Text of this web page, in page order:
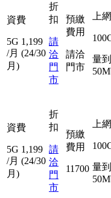
資費
5G 1,199
/月 (24/30
月)
折
扣
請
洽
門
市
預繳
費用
請洽
門市
上
量
資費
5G 1,199
/月 (24/30
月)
折
扣
請
洽
門
市
預繳
費用
11700
上
量